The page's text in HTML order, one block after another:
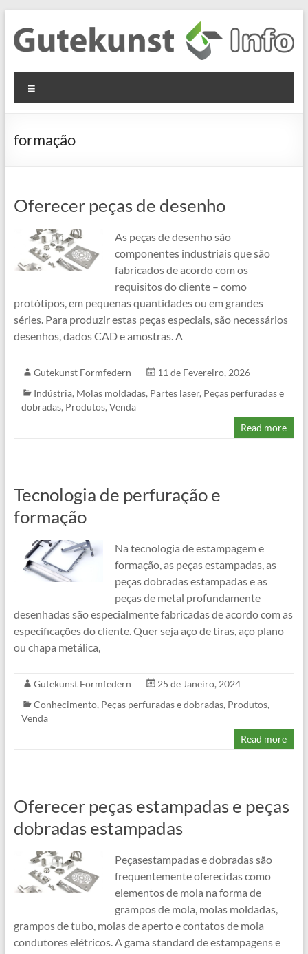
content
Gutekunst
Formfedern
GmbH
Informationen
Flachmaterial
formação
Oferecer peças de desenho
As peças de desenho são
componentes industriais que são
fabricados de acordo com os
requisitos do cliente – como
protótipos, em pequenas quantidades ou em grandes
séries. Para produzir estas peças especiais, são necessários
desenhos, dados CAD e amostras. A
Gutekunst Formfedern
11 de Fevereiro, 2026
Indústria, Molas moldadas, Partes laser, Peças perfuradas e
dobradas, Produtos, Venda
Read more
Tecnologia de perfuração e
formação
Na tecnologia de estampagem e
formação, as peças estampadas, as
peças dobradas estampadas e as
peças de metal profundamente
desenhadas são especialmente fabricadas de acordo com as
especificações do cliente. Quer seja aço de tiras, aço plano
ou chapa metálica,
Gutekunst Formfedern
25 de Janeiro, 2024
Conhecimento, Peças perfuradas e dobradas, Produtos,
Venda
Read more
Oferecer peças estampadas e peças
dobradas estampadas
Peçasestampadas e dobradas são
frequentemente oferecidas como
elementos de mola na forma de
grampos de mola, molas moldadas,
grampos de tubo, molas de aperto e contatos de mola
condutores elétricos. A gama standard de estampagens e